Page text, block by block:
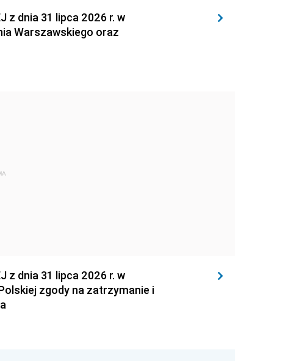
z dnia 31 lipca 2026 r. w
Warszawskiego oraz
z dnia 31 lipca 2026 r. w
zgody na zatrzymanie i